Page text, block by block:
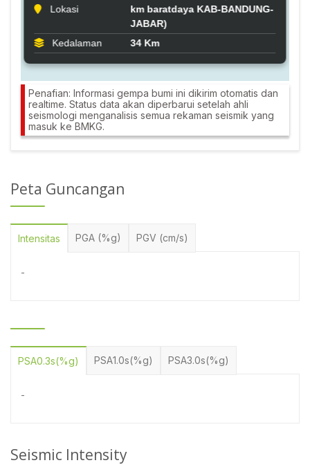
Penafian: Informasi gempa bumi ini dikirim otomatis dan
realtime. Status data akan diperbarui setelah ahli
seismologi menganalisis semua rekaman seismik yang
masuk ke BMKG.
Peta Guncangan
Intensitas PGA (%g) PGV (cm/s)
-
PSA0.3s(%g) PSA1.0s(%g) PSA3.0s(%g)
-
Seismic Intensity